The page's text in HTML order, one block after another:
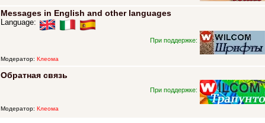
Messages in English and other languages
Language:
При поддержке:
Модератор: Клеома
Обратная связь
При поддержке:
Модератор: Клеома